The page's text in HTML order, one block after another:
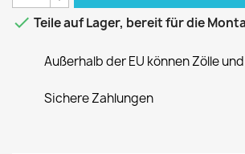
 Teile auf Lager, bereit für die
Außerhalb der EU können Zölle
Sichere Zahlungen